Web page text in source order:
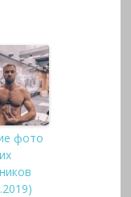
фото